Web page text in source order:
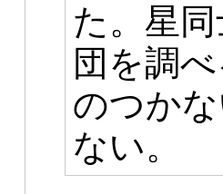
た。星
団を調
のつか
ない。